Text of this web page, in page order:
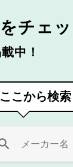
チェ
中！
こから検索